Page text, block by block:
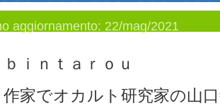
aggiornamento: 22/mag/2021
ｂｉｎｔａｒｏｕ
作家でオカルト研究家の山